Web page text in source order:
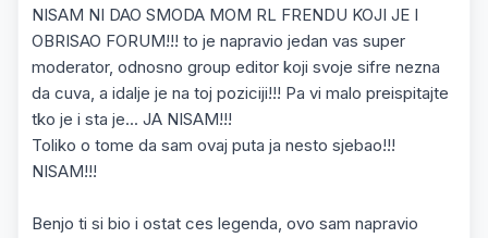
NISAM NI DAO SMODA MOM RL FRENDU KOJI JE I
OBRISAO FORUM!!! to je napravio jedan vas super
moderator, odnosno group editor koji svoje sifre nezna
da cuva, a idalje je na toj poziciji!!! Pa vi malo preispitajte
tko je i sta je... JA NISAM!!!
Toliko o tome da sam ovaj puta ja nesto sjebao!!!
NISAM!!!
Benjo ti si bio i ostat ces legenda, ovo sam napravio